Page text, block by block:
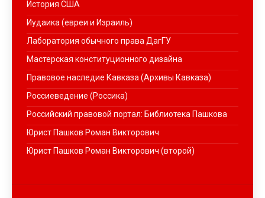
История США
Иудаика (евреи и Израиль)
Лаборатория обычного права ДагГУ
Мастерская конституционного дизайна
Правовое наследие Кавказа (Архивы Кавказа)
Россиеведение (Россика)
Российский правовой портал: Библиотека Пашкова
Юрист Пашков Роман Викторович
Юрист Пашков Роман Викторович (второй)